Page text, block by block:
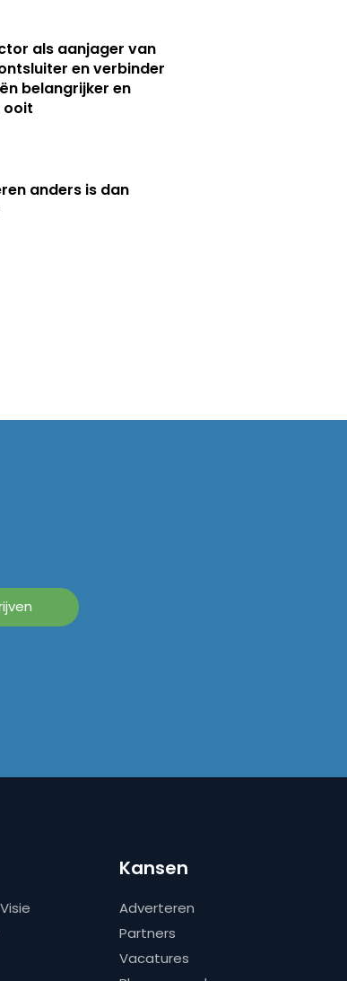
als aanjager van
en verbinder
belangrijker en
ooit
anders is dan
Kansen
Adverteren
Partners
Vacatures